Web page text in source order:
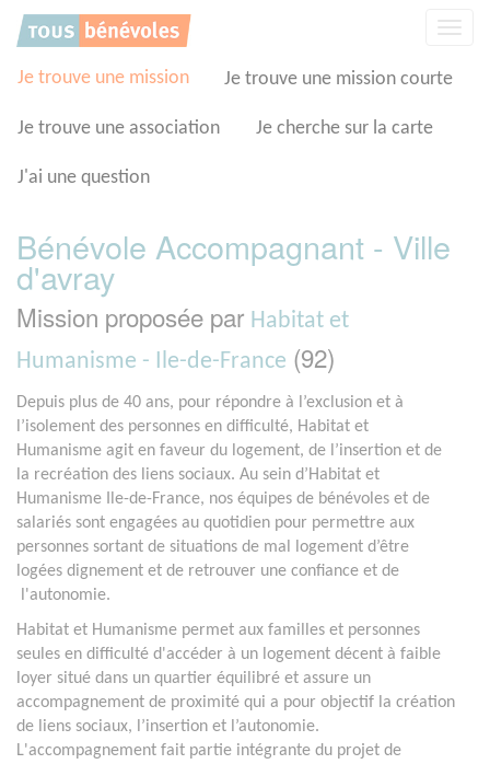
Je trouve une mission Je trouve une mission courte
Je trouve une association Je cherche sur la carte
J'ai une question
Bénévole Accompagnant - Ville
d'avray
Mission proposée par Habitat et
Humanisme - Ile-de-France (92)
Depuis plus de 40 ans, pour répondre à l’exclusion et à
l’isolement des personnes en difficulté, Habitat et
Humanisme agit en faveur du logement, de l’insertion et de
la recréation des liens sociaux. Au sein d’Habitat et
Humanisme Ile-de-France, nos équipes de bénévoles et de
salariés sont engagées au quotidien pour permettre aux
personnes sortant de situations de mal logement d’être
logées dignement et de retrouver une confiance et de
l'autonomie.
Habitat et Humanisme permet aux familles et personnes
seules en difficulté d'accéder à un logement décent à faible
loyer situé dans un quartier équilibré et assure un
accompagnement de proximité qui a pour objectif la création
de liens sociaux, l’insertion et l’autonomie.
L'accompagnement fait partie intégrante du projet de
Panneau de gestion des cookies